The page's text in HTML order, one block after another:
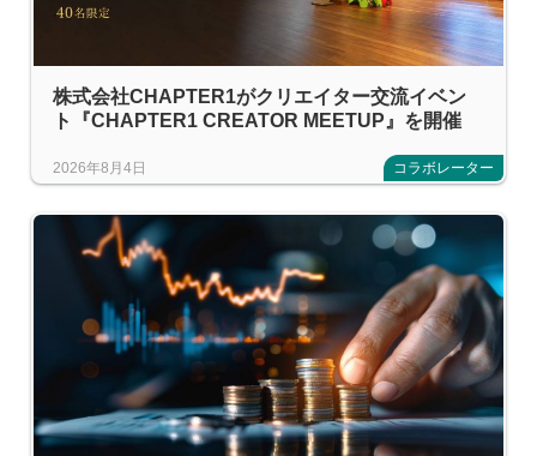
株式会社CHAPTER1がクリエイター交流イベン
ト『CHAPTER1 CREATOR MEETUP』を開催
2026年8月4日 コラボレーター